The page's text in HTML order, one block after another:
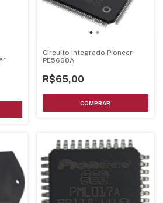
Circuito Integrado Pioneer
PE5668A
R$65,00